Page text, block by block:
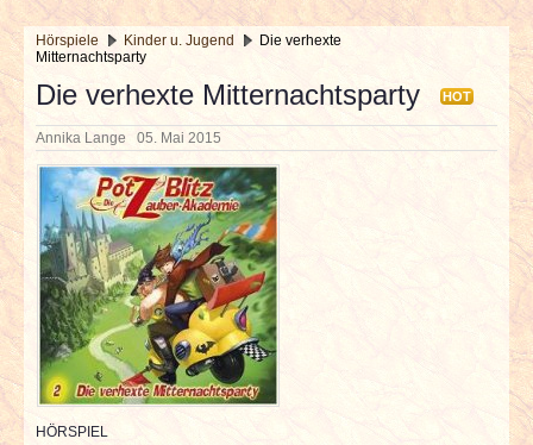
NEUESTE ARTIKEL
NEWS & DATES
BERICHTE
VERLOSUNGEN
INTERVIEWS
SPECIALS
REDAKTION
Hörspiele Kinder u. Jugend
Die verhexte
Mitternachtsparty
Die verhexte Mitternachtsparty HOT
Annika Lange 05. Mai 2015
HÖRSPIEL